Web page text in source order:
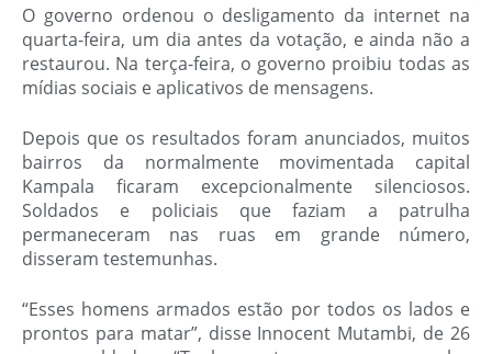
O governo ordenou o desligamento da internet na
quarta-feira, um dia antes da votação, e ainda não a
restaurou. Na terça-feira, o governo proibiu todas as
mídias sociais e aplicativos de mensagens.
Depois que os resultados foram anunciados, muitos
bairros da normalmente movimentada capital
Kampala ficaram excepcionalmente silenciosos.
Soldados e policiais que faziam a patrulha
permaneceram nas ruas em grande número,
disseram testemunhas.
“Esses homens armados estão por todos os lados e
prontos para matar”, disse Innocent Mutambi, de 26